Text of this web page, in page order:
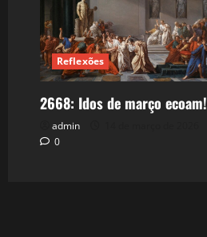
Reflexões
2668: Idos de março ecoam!
admin
0